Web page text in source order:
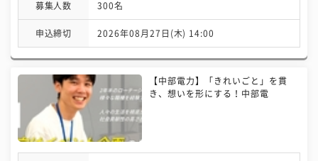
募集人数 300名
申込締切 2026年08月27日(木) 14:00
【中部電力】「きれいごと」を貫
き、想いを形にする！中部電